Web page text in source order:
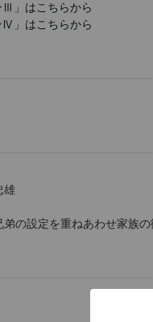
Ⅲ」はこちらから
Ⅳ」はこちらから
雄
の設定を重ねあわせ家族の